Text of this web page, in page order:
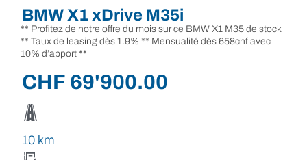
BMW X1 xDrive M35i
** Profitez de notre offre du mois sur ce BMW X1 M35 de stock
** Taux de leasing dès 1.9% ** Mensualité dès 658chf avec
10% d’apport **
CHF 69'900.00
10 km